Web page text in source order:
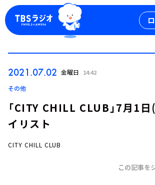
2021.07.02 金曜日 14:42
その他
「CITY CHILL CLUB」7月1
イリスト
CITY CHILL CLUB
この記事を